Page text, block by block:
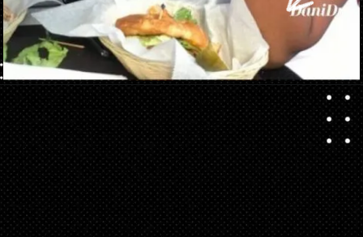
Ouverture